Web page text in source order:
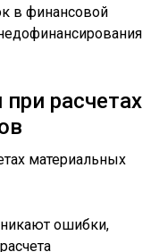
в финансовой
расчетах
ошибки,